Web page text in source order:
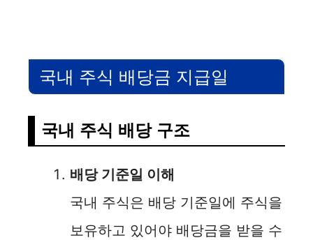
국내 주식 배당금 지급일
국내 주식 배당 구조
배당 기준일 이해
국내 주식은 배당 기준일에 주식을
보유하고 있어야 배당금을 받을 수